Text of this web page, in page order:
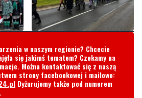
w naszym regionie? Chcecie
się jakimś tematem? Czekamy na
Można kontaktować się z naszą
strony facebookowej i mailowo:
Dyżurujemy także pod numerem
.